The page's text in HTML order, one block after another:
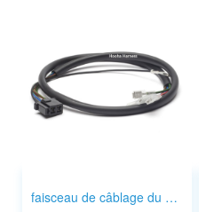
faisceau de câblage du moteur d'essuie-glace de voiture